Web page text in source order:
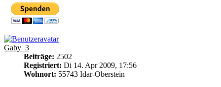
Gaby_3
Beiträge: 2502
Registriert: Di 14. Apr 2009, 17:56
Wohnort: 55743 Idar-Oberstein